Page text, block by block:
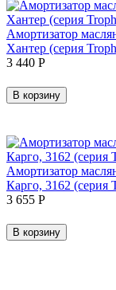
Амортизатор
Хантер (серия
3 440 Р
В корзину
Амортизатор
Карго, 3162 (серия
3 655 Р
В корзину